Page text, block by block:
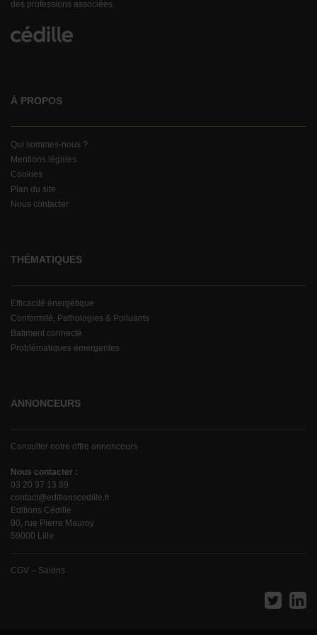
des professions associées.
À PROPOS
Qui sommes-nous ?
Mentions légales
Cookies
Plan du site
Nous contacter
THÉMATIQUES
Efficacité énergétique
Conformité, Pathologies & Polluants
Batiment connecté
Problématiques émergentes
ANNONCEURS
Consulter notre offre annonceurs
Nous contacter :
03 20 37 13 89
contact@editionscedille.fr
Editions Cédille
90, rue Pierre Mauroy
59000 Lille
CGV – Salons